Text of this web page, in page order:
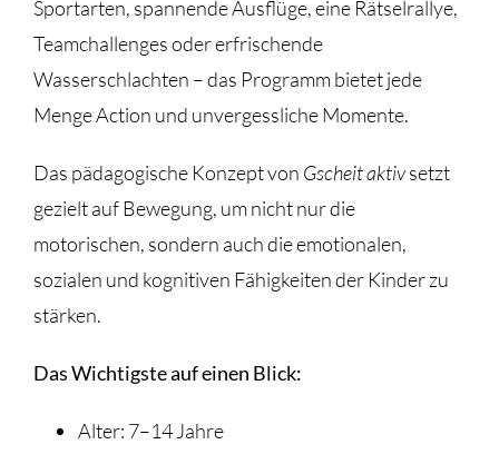
Sportarten, spannende Ausflüge, eine Rätselrallye,
Teamchallenges oder erfrischende
Wasserschlachten – das Programm bietet jede
Menge Action und unvergessliche Momente.
Das pädagogische Konzept von Gscheit aktivsetzt
gezielt auf Bewegung, um nicht nur die
motorischen, sondern auch die emotionalen,
sozialen und kognitiven Fähigkeiten der Kinder zu
stärken.
Das Wichtigste auf einen Blick:
Alter: 7–14 Jahre